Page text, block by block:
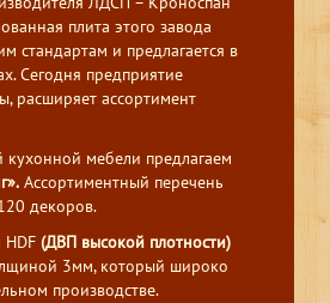
плита этого завода
стандартам и предлагается в
Сегодня предприятие
расширяет ассортимент
кухонной мебели предлагаем
Ассортиментный перечень
декоров.
(ДВП высокой плотности)
3мм, который широко
производстве.